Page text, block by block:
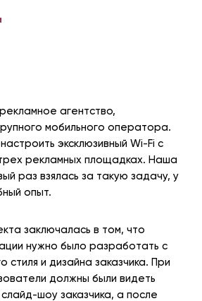
агентство,
мобильного оператора.
эксклюзивный Wi-Fi с
рекламных площадках. Наша
раз взялась за такую задачу, у
опыт.
заключалась в том, что
нужно было разработать с
стиля и дизайна заказчика. При
должны были видеть
шоу заказчика, а после